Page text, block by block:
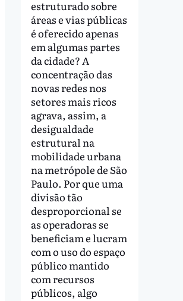
estruturado sobre
áreas e vias públicas
é oferecido apenas
em algumas partes
da cidade? A
concentração das
novas redes nos
setores mais ricos
agrava, assim, a
desigualdade
estrutural na
mobilidade urbana
na metrópole de São
Paulo. Por que uma
divisão tão
desproporcional se
as operadoras se
beneficiam e lucram
com o uso do espaço
público mantido
com recursos
públicos, algo